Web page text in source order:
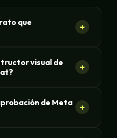
que
+
visual de
+
de Meta
+